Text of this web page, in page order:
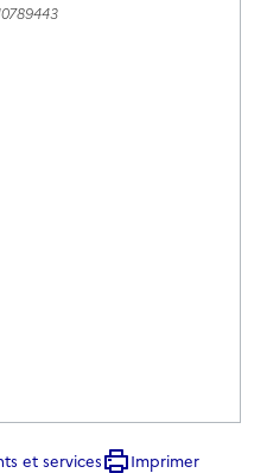
et services
Imprimer